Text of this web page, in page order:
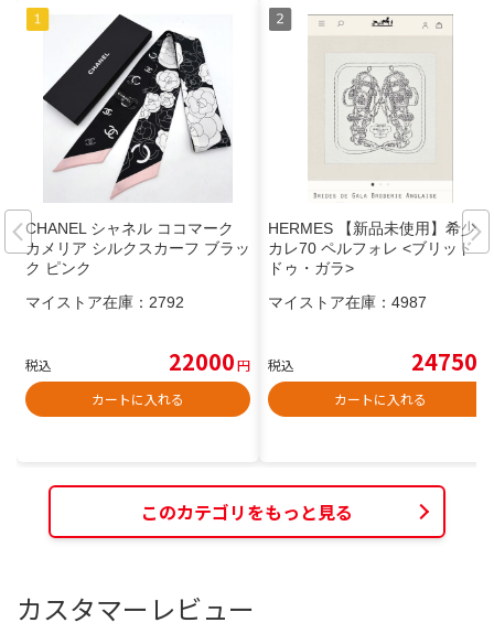
CHANEL シャネル ココマーク
カメリア シルクスカーフ ブラッ
ク ピンク
マイストア在庫： 2792
税込 22000円
カートに入れる
HERMES 【新品未使用】希少
カレ70 ペルフォレ <ブリッド・
ドゥ・ガラ>
マイストア在庫： 4987
税込 24750
カートに入れる
このカテゴリをもっと見る
カスタマーレビュー